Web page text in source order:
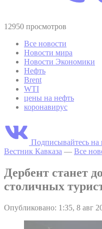
12950 просмотров
Все новости
Новости мира
Новости Экономики
Нефть
Brent
WTI
цены на нефть
коронавирус
Подписывайтесь
Вестник Кавказа — Все
Дербент станет
столичных
Опубликовано: 1:35, 8 авг